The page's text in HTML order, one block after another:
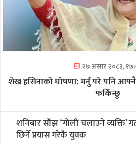
२७ असार २०८३,
शेख हसिनाको घोषणा: मर्नु परे पनि
फर्किन्छु
शनिबार साँझ ‘गोली चलाउने व्यक्ति’
छिर्ने प्रयास गरेकै युवक